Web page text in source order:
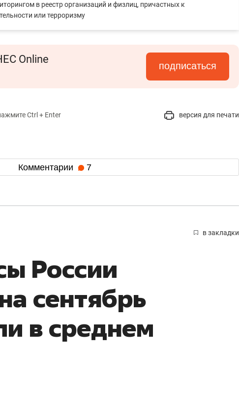
в реестр организаций и физлиц, причастных к
или терроризму
Online
подписаться
Ctrl + Enter версия для печати
Комментарии 7
в закладки
России
сентябрь
в среднем